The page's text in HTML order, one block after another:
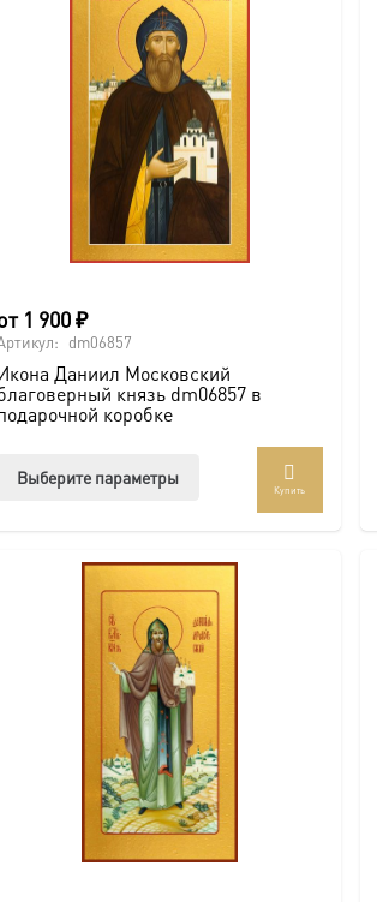
Опции
можно
выбрать
на
странице
товара.
1 900₽
dm06857
Даниил Московский
князь dm06857 в
коробке
Выберите параметры
Опции
можно
товара.
Купить